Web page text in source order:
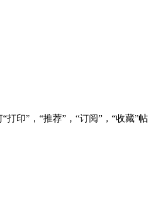
“打印”，“推荐”，“订阅”，“收藏”